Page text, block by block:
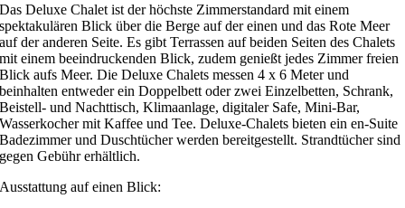
Das Deluxe Chalet ist der höchste Zimmerstandard mit einem
spektakulären Blick über die Berge auf der einen und das Rote Meer
auf der anderen Seite. Es gibt Terrassen auf beiden Seiten des Chalets
mit einem beeindruckenden Blick, zudem genießt jedes Zimmer freien
Blick aufs Meer. Die Deluxe Chalets messen 4 x 6 Meter und
beinhalten entweder ein Doppelbett oder zwei Einzelbetten, Schrank,
Beistell- und Nachttisch, Klimaanlage, digitaler Safe, Mini-Bar,
Wasserkocher mit Kaffee und Tee. Deluxe-Chalets bieten ein en-Suite
Badezimmer und Duschtücher werden bereitgestellt. Strandtücher sind
gegen Gebühr erhältlich.
Ausstattung auf einen Blick: